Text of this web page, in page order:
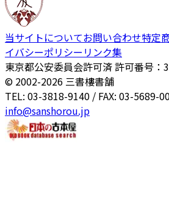
当サイトについてお問い合わせ特定
イバシーポリシー リンク集
東京都公安委員会許可済 許可番号：
© 2002-2026 三書樓書舗
TEL: 03-3818-9140 / FAX: 03-5689-
info@sanshorou.jp